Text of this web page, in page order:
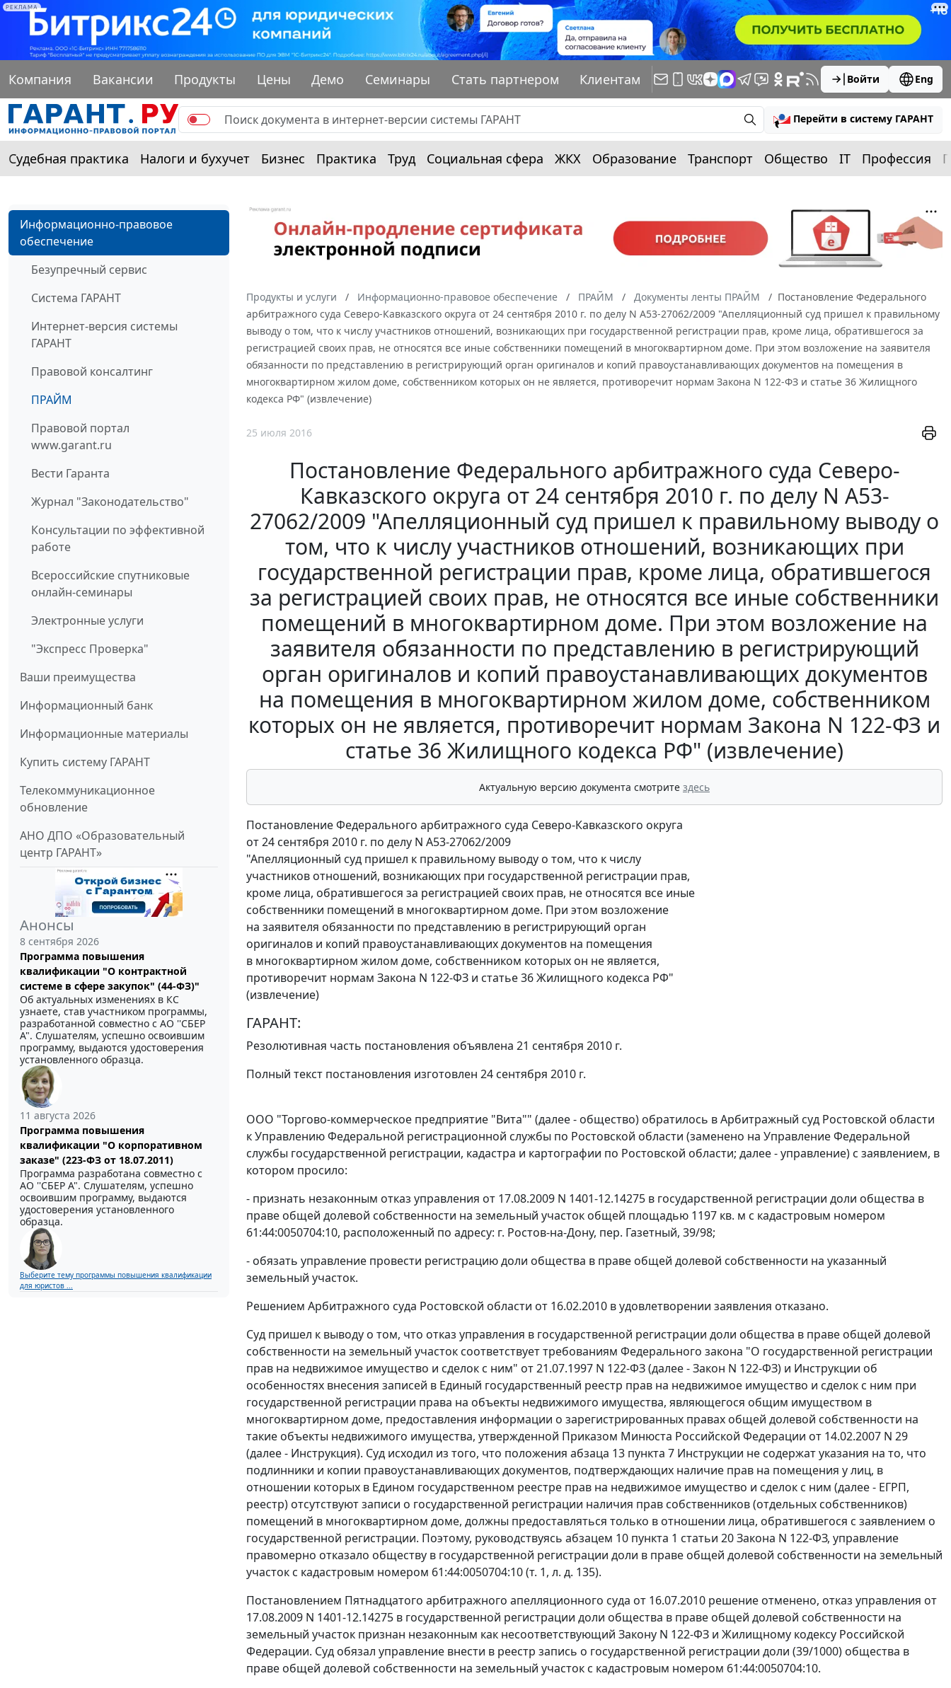
РЕКЛАМА
Компания Вакансии Продукты Цены Демо Семинары Стать партнером Клиентам Войти Eng
Перейти в систему ГАРАНТ
Судебная практика Налоги и бухучет Бизнес Практика Труд Социальная сфера ЖКХ Образование Транспорт Общество IT Профессия
Информационно-правовое
обеспечение
Безупречный сервис
Система ГАРАНТ
Интернет-версия системы
ГАРАНТ
Правовой консалтинг
ПРАЙМ
Правовой портал
www.garant.ru
Вести Гаранта
Журнал "Законодательство"
Консультации по эффективной
работе
Всероссийские спутниковые
онлайн-семинары
Электронные услуги
"Экспресс Проверка"
Ваши преимущества
Информационный банк
Информационные материалы
Купить систему ГАРАНТ
Телекоммуникационное
обновление
АНО ДПО «Образовательный
центр ГАРАНТ»
Анонсы
8 сентября 2026
Программа повышения
квалификации "О контрактной
системе в сфере закупок" (44-ФЗ)"
Об актуальных изменениях в КС
узнаете, став участником программы,
разработанной совместно с АО ''СБЕР
А". Слушателям, успешно освоившим
программу, выдаются удостоверения
установленного образца.
11 августа 2026
Программа повышения
квалификации "О корпоративном
заказе" (223-ФЗ от 18.07.2011)
Программа разработана совместно с
АО ''СБЕР А". Слушателям, успешно
освоившим программу, выдаются
удостоверения установленного
образца.
Выберите тему программы повышения квалификации
для юристов ...
Продукты и услуги Информационно-правовое обеспечение ПРАЙМ Документы ленты ПРАЙМ
Постановление Федерального
арбитражного суда Северо-Кавказского округа от 24 сентября 2010 г. по делу N А53-27062/2009 "Апелляционный суд пришел к правильному
выводу о том, что к числу участников отношений, возникающих при государственной регистрации прав, кроме лица, обратившегося за
регистрацией своих прав, не относятся все иные собственники помещений в многоквартирном доме. При этом возложение на заявителя
обязанности по представлению в регистрирующий орган оригиналов и копий правоустанавливающих документов на помещения в
многоквартирном жилом доме, собственником которых он не является, противоречит нормам Закона N 122-ФЗ и статье 36 Жилищного
кодекса РФ" (извлечение)
25 июля 2016
Постановление Федерального арбитражного суда Северо-
Кавказского округа от 24 сентября 2010 г. по делу N А53-
27062/2009 "Апелляционный суд пришел к правильному выводу о
том, что к числу участников отношений, возникающих при
государственной регистрации прав, кроме лица, обратившегося
за регистрацией своих прав, не относятся все иные собственники
помещений в многоквартирном доме. При этом возложение на
заявителя обязанности по представлению в регистрирующий
орган оригиналов и копий правоустанавливающих документов
на помещения в многоквартирном жилом доме, собственником
которых он не является, противоречит нормам Закона N 122-ФЗ и
статье 36 Жилищного кодекса РФ" (извлечение)
Актуальную версию документа смотрите здесь
Постановление Федерального арбитражного суда Северо-Кавказского округа
от 24 сентября 2010 г. по делу N А53-27062/2009
"Апелляционный суд пришел к правильному выводу о том, что к числу
участников отношений, возникающих при государственной регистрации прав,
кроме лица, обратившегося за регистрацией своих прав, не относятся все иные
собственники помещений в многоквартирном доме. При этом возложение
на заявителя обязанности по представлению в регистрирующий орган
оригиналов и копий правоустанавливающих документов на помещения
в многоквартирном жилом доме, собственником которых он не является,
противоречит нормам Закона N 122-ФЗ и статье 36 Жилищного кодекса РФ"
(извлечение)
ГАРАНТ:
Резолютивная часть постановления объявлена 21 сентября 2010 г.
Полный текст постановления изготовлен 24 сентября 2010 г.
ООО "Торгово-коммерческое предприятие "Вита"" (далее - общество) обратилось в Арбитражный суд Ростовской области
к Управлению Федеральной регистрационной службы по Ростовской области (заменено на Управление Федеральной
службы государственной регистрации, кадастра и картографии по Ростовской области; далее - управление) с заявлением, в
котором просило:
- признать незаконным отказ управления от 17.08.2009 N 1401-12.14275 в государственной регистрации доли общества в
праве общей долевой собственности на земельный участок общей площадью 1197 кв. м с кадастровым номером
61:44:0050704:10, расположенный по адресу: г. Ростов-на-Дону, пер. Газетный, 39/98;
- обязать управление провести регистрацию доли общества в праве общей долевой собственности на указанный
земельный участок.
Решением Арбитражного суда Ростовской области от 16.02.2010 в удовлетворении заявления отказано.
Суд пришел к выводу о том, что отказ управления в государственной регистрации доли общества в праве общей долевой
собственности на земельный участок соответствует требованиям Федерального закона "О государственной регистрации
прав на недвижимое имущество и сделок с ним" от 21.07.1997 N 122-ФЗ (далее -Закон N 122-ФЗ) и Инструкции об
особенностях внесения записей в Единый государственный реестр прав на недвижимое имущество и сделок с ним при
государственной регистрации права на объекты недвижимого имущества, являющегося общим имуществом в
многоквартирном доме, предоставления информации о зарегистрированных правах общей долевой собственности на
такие объекты недвижимого имущества, утвержденной Приказом Минюста Российской Федерации от 14.02.2007 N 29
(далее - Инструкция). Суд исходил из того, что положения абзаца 13 пункта 7 Инструкции не содержат указания на то, что
подлинники и копии правоустанавливающих документов, подтверждающих наличие прав на помещения у лиц, в
отношении которых в Едином государственном реестре прав на недвижимое имущество и сделок с ним (далее - ЕГРП,
реестр) отсутствуют записи о государственной регистрации наличия прав собственников (отдельных собственников)
помещений в многоквартирном доме, должны предоставляться только в отношении лица, обратившегося с заявлением о
государственной регистрации. Поэтому, руководствуясь абзацем 10 пункта 1 статьи 20Закона N 122-ФЗ, управление
правомерно отказало обществу в государственной регистрации доли в праве общей долевой собственности на земельный
участок с кадастровым номером 61:44:0050704:10 (т. 1, л. д. 135).
Постановлением Пятнадцатого арбитражного апелляционного суда от 16.07.2010 решение отменено, отказ управления от
17.08.2009 N 1401-12.14275 в государственной регистрации доли общества в праве общей долевой собственности на
земельный участок признан незаконным как несоответствующий Закону N 122-ФЗ и Жилищному кодексу Российской
Федерации. Суд обязал управление внести в реестр запись о государственной регистрации доли (39/1000) общества в
праве общей долевой собственности на земельный участок с кадастровым номером 61:44:0050704:10.